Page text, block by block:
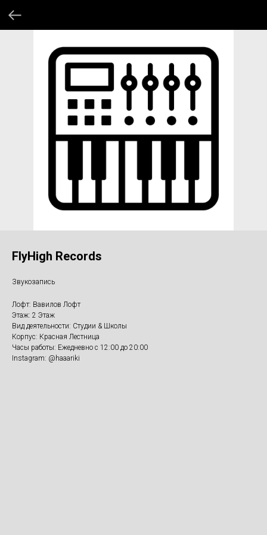
FlyHigh Records
Звукозапись
Лофт: Вавилов Лофт
Этаж: 2 Этаж
Вид деятельности: Студии & Школы
Корпус: Красная Лестница
Часы работы: Ежедневно с 12:00 до 20:00
Instagram: @haaariki